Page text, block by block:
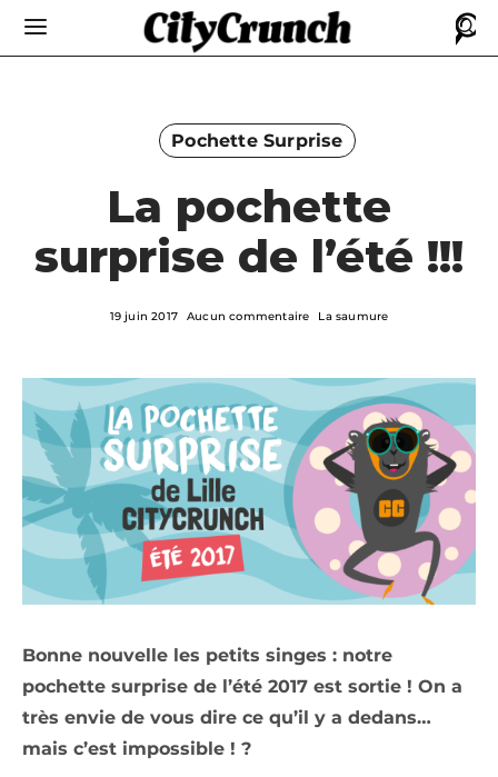
Pochette Surprise
La pochette
surprise de l’été !!!
19 juin 2017 Aucun commentaire La saumure
Bonne nouvelle les petits singes : notre
pochette surprise de l’été 2017 est sortie ! On a
très envie de vous dire ce qu’il y a dedans…
mais c’est impossible ! ?